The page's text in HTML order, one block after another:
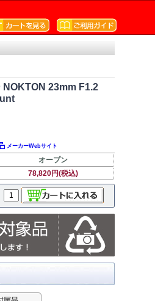
NOKTON 23mm F1.2
メーカーWebサイト
オープン
78,820円(税込)